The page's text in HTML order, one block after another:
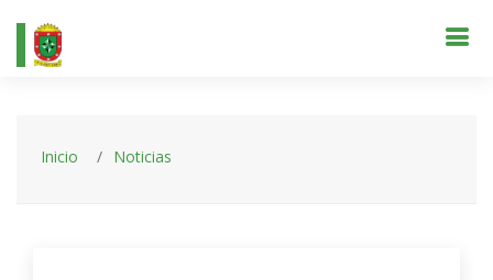
Inicio Noticias